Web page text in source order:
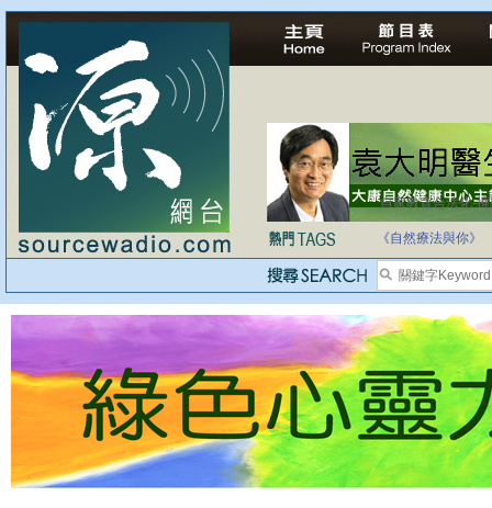
自家教育合法化-
《自然療法與你》